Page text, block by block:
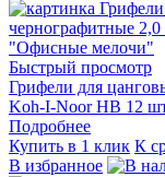
Быстрый просмотр
Грифели для
Koh-I-Noor HB 12
Подробнее
Купить в 1 клик К
В избранное